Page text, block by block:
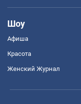
Шоу
Афиша
Красота
Женский Журнал